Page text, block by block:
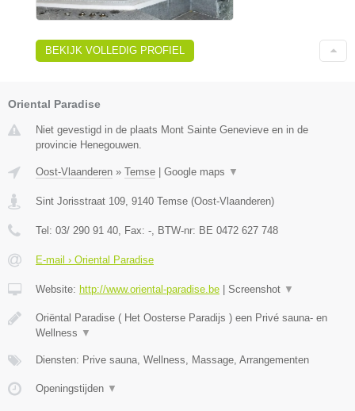
BEKIJK VOLLEDIG PROFIEL
Oriental Paradise
Niet gevestigd in de plaats Mont Sainte Genevieve en in de
provincie Henegouwen.
Oost-Vlaanderen » Temse Google maps ▼
Sint Jorisstraat 109, 9140 Temse (Oost-Vlaanderen)
Tel: 03/ 290 91 40, Fax: -, BTW-nr: BE 0472 627 748
E-mail › Oriental Paradise
Website: http://www.oriental-paradise.be Screenshot ▼
Oriëntal Paradise ( Het Oosterse Paradijs ) een Privé sauna- en
Wellness ▼
Diensten: Prive sauna, Wellness, Massage, Arrangementen
Openingstijden ▼